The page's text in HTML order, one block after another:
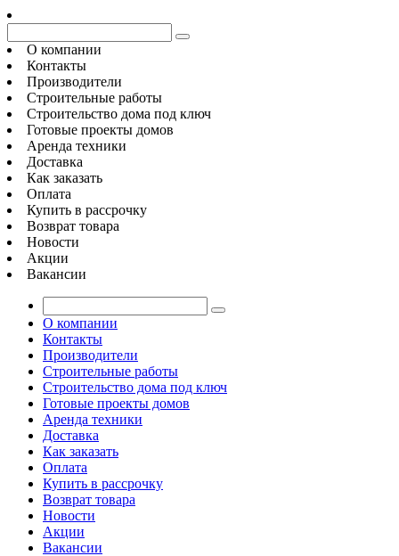
О компании
Контакты
Производители
Строительные работы
Строительство дома под ключ
Готовые проекты домов
Аренда техники
Доставка
Как заказать
Оплата
Купить в рассрочку
Возврат товара
Новости
Акции
Вакансии
О компании
Контакты
Производители
Строительные работы
Строительство дома под ключ
Готовые проекты домов
Аренда техники
Доставка
Как заказать
Оплата
Купить в рассрочку
Возврат товара
Новости
Акции
Вакансии